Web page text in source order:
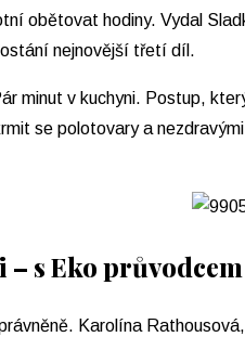
obětovat hodiny. Vydal
nejnovější třetí díl.
minut v kuchyni. Postup,
se polotovary a
s Eko průvodcem
Karolína